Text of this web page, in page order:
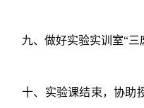
九、做好实验实训室“三
十、实验课结束，协助